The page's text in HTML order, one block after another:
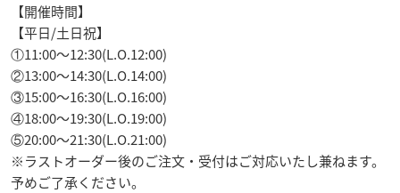
【開催時間】
【平日/土日祝】
①11:00〜12:30(L.O.12:00)
②13:00〜14:30(L.O.14:00)
③15:00〜16:30(L.O.16:00)
④18:00〜19:30(L.O.19:00)
⑤20:00〜21:30(L.O.21:00)
※ラストオーダー後のご注文・受付はご対応いたし兼ねます。
予めご了承ください。